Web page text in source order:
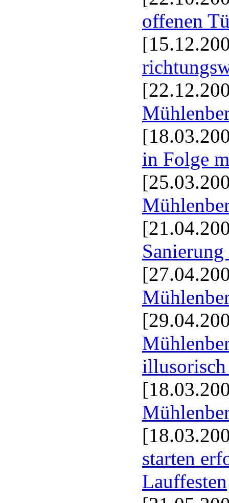
offenen
in Folge
starten
Lauffesten